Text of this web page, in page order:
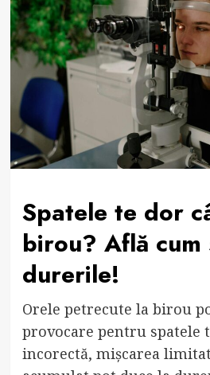
Spatele te dor
birou? Află cum
durerile!
Orele petrecute la birou
provocare pentru spatele
incorectă, mișcarea